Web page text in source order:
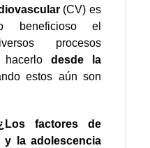
(CV) es
beneficioso el
procesos
hacerlo desde la
estos aún son
factores de
la adolescencia